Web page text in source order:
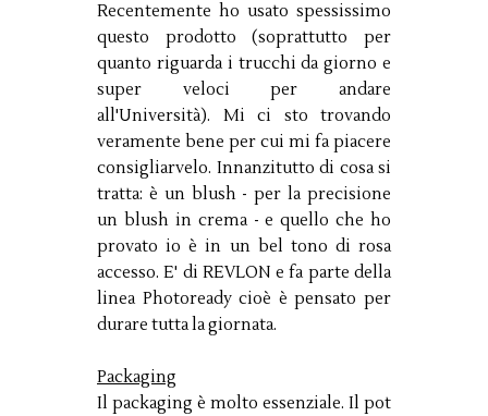
Recentemente ho usato spessissimo
questo prodotto (soprattutto per
quanto riguarda i trucchi da giorno e
super veloci per andare
all'Università). Mi ci sto trovando
veramente bene per cui mi fa piacere
consigliarvelo. Innanzitutto di cosa si
tratta: è un blush - per la precisione
un blush in crema - e quello che ho
provato io è in un bel tono di rosa
accesso. E' di REVLON e fa parte della
linea Photoready cioè è pensato per
durare tutta la giornata.
Packaging
Il packaging è molto essenziale. Il pot